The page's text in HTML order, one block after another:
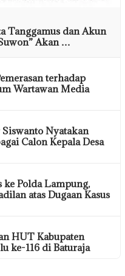
Tanggamus dan Akun
Akan …
terhadap
Wartawan Media
Nyatakan
Calon Kepala Desa
ke Polda Lampung,
atas Dugaan Kasus
HUT Kabupaten
ke-116 di Baturaja